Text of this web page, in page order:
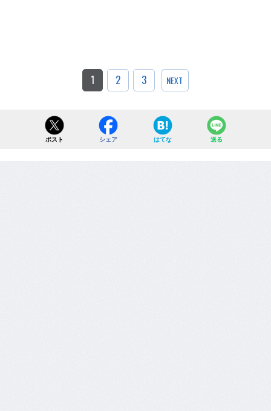
1 2 3 NEXT
ポスト シェア はてな 送る